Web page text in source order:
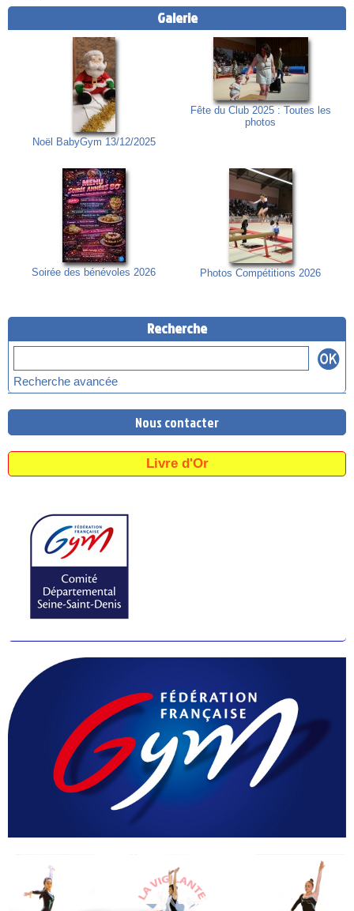
Galerie
Noël BabyGym 13/12/2025
Fête du Club 2025 : Toutes les
photos
Soirée des bénévoles 2026 Photos Compétitions 2026
Recherche
Recherche avancée
Nous contacter
Livre d'Or